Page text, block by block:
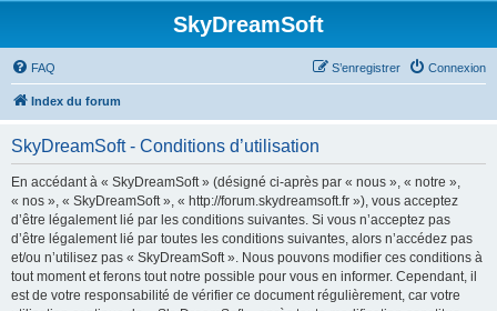
SkyDreamSoft
FAQ Connexion
S’enregistrer
Index du forum
SkyDreamSoft - Conditions d’utilisation
En accédant à « SkyDreamSoft » (désigné ci-après par « nous », « notre »,
« nos », « SkyDreamSoft », « http://forum.skydreamsoft.fr »), vous acceptez
d’être légalement lié par les conditions suivantes. Si vous n’acceptez pas
d’être légalement lié par toutes les conditions suivantes, alors n’accédez pas
et/ou n’utilisez pas « SkyDreamSoft ». Nous pouvons modifier ces conditions à
tout moment et ferons tout notre possible pour vous en informer. Cependant, il
est de votre responsabilité de vérifier ce document régulièrement, car votre